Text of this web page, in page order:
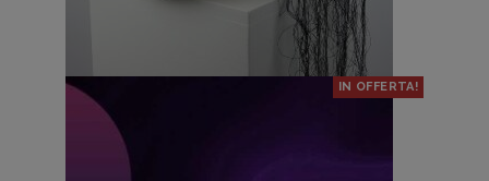
Breathe through your wounds 2
IN OFFERTA!